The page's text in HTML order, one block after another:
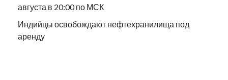
августа в 20:00 по МСК
Индийцы освобождают нефтехранилища под
аренду